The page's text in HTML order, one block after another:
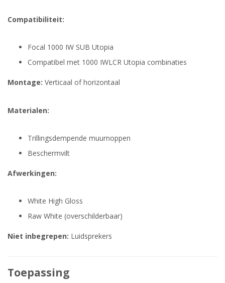
Compatibiliteit:
Focal 1000 IW SUB Utopia
Compatibel met 1000 IWLCR Utopia combinaties
Montage: Verticaal of horizontaal
Materialen:
Trillingsdempende muurnoppen
Beschermvilt
Afwerkingen:
White High Gloss
Raw White (overschilderbaar)
Niet inbegrepen: Luidsprekers
Toepassing